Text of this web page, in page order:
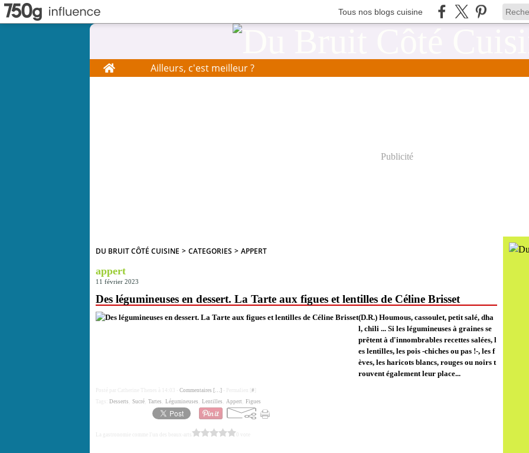
Tous nos blogs cuisine
Home Ailleurs, c'est meilleur ?
Publicité
DU BRUIT CÔTÉ CUISINE > CATEGORIES > APPERT
appert
11 février 2023
Des légumineuses en dessert. La Tarte aux figues et lentilles de Céline Brisset
(D.R.) Houmous, cassoulet, petit salé, dha
l, chili ... Si les légumineuses à graines se
prêtent à d'innombrables recettes salées, l
es lentilles, les pois -chiches ou pas !-, les f
èves, les haricots blancs, rouges ou noirs t
rouvent également leur place...
Posté par Catherine Thenes à 14:03 - Commentaires […] - Permalien [ #
Desserts Sucré Tartes Légumineuses Lentilles Appert Figues
La gastronomie comme l'un des beaux-arts